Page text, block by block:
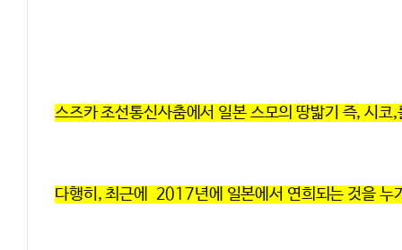
스즈카 조선통신사춤에서 일본 스모의 땅밟기 즉, 시코
다행히, 최근에 2017년에 일본에서 연희되는 것을 누